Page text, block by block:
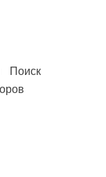
Поиск